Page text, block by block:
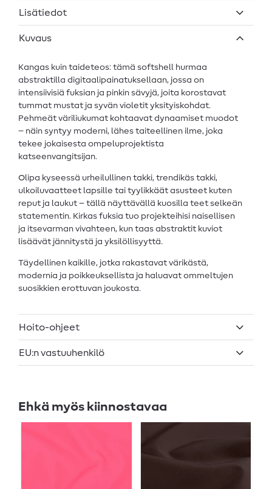
Lisätiedot
Kuvaus
Kangas kuin taideteos: tämä softshell hurmaa
abstraktilla digitaalipainatuksellaan, jossa on
intensiivisiä fuksian ja pinkin sävyjä, joita korostavat
tummat mustat ja syvän violetit yksityiskohdat.
Pehmeät väriliukumat kohtaavat dynaamiset muodot
– näin syntyy moderni, lähes taiteellinen ilme, joka
tekee jokaisesta ompeluprojektista
katseenvangitsijan.
Olipa kyseessä urheilullinen takki, trendikäs takki,
ulkoiluvaatteet lapsille tai tyylikkäät asusteet kuten
reput ja laukut – tällä näyttävällä kuosilla teet selkeän
statementin. Kirkas fuksia tuo projekteihisi naisellisen
ja itsevarman vivahteen, kun taas abstraktit kuviot
lisäävät jännitystä ja yksilöllisyyttä.
Täydellinen kaikille, jotka rakastavat värikästä,
modernia ja poikkeuksellista ja haluavat ommeltujen
suosikkien erottuvan joukosta.
Hoito-ohjeet
EU:n vastuuhenkilö
Ehkä myös kiinnostavaa